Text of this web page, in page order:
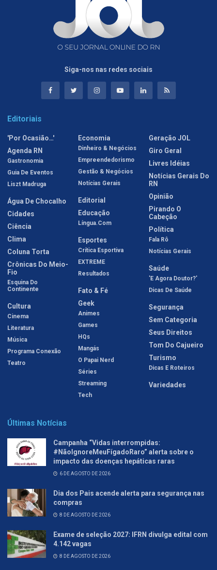
Siga-nos nas redes sociais
Editoriais
'Por Ocasião…'
Agenda RN
Gastronomia
Guia De Eventos
Liszt Madruga
Água De Chocalho
Cidades
Ciência
Clima
Coluna Torta
Crônicas Do Meio-
Fio
Esquina Do
Continente
Cultura
Cinema
Literatura
Música
Programa Conexão
Teatro
Economia
Dinheiro & Negócios
Empreendedorismo
Gestão & Negócios
Notícias Gerais
Editorial
Educação
Língua.com
Esportes
Crítica Esportiva
EXTREME
Resultados
Fato & Fé
Geek
Animes
Games
HQs
Mangás
O Papai Nerd
Séries
Streaming
Tech
Geração JOL
Giro Geral
Livres Idéias
Notícias Gerais Do
RN
Opinião
Pirando O
Cabeção
Política
Fala Rô
Notícias Gerais
Saúde
'E Agora Doutor?'
Dicas De Saúde
Segurança
Sem Categoria
Seus Direitos
Tom Do Cajueiro
Turismo
Dicas E Roteiros
Variedades
Últimas Notícias
Campanha “Vidas interrompidas:
#NãoIgnoreMeuFígadoRaro” alerta sobre o
impacto das doenças hepáticas raras
6 DE AGOSTO DE 2026
Dia dos Pais acende alerta para segurança nas
compras
8 DE AGOSTO DE 2026
Exame de seleção 2027: IFRN divulga edital com
4.142 vagas
8 DE AGOSTO DE 2026